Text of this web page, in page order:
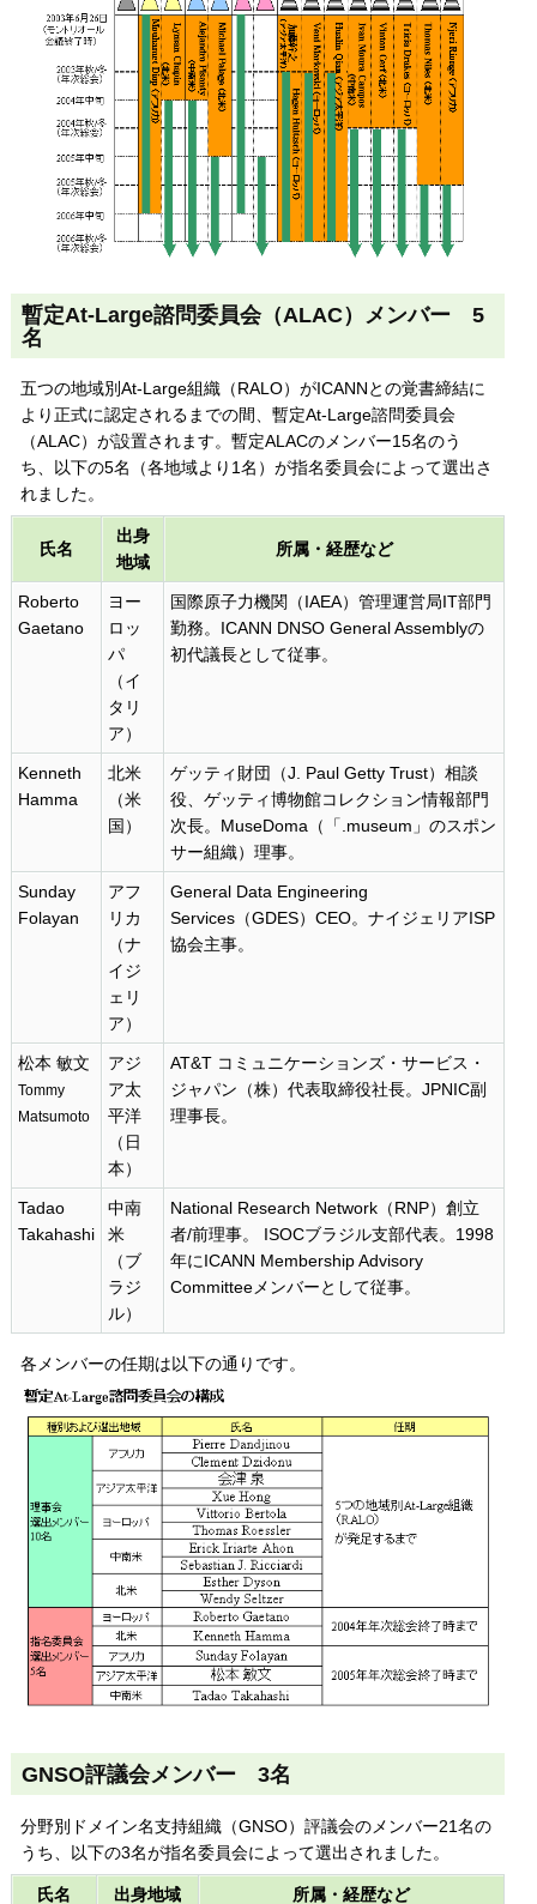
暫定At-Large諮問委員会（ALAC）メンバー 5
名
五つの地域別At-Large組織（RALO）がICANNとの覚書締結に
より正式に認定されるまでの間、暫定At-Large諮問委員会
（ALAC）が設置されます。暫定ALACのメンバー15名のう
ち、以下の5名（各地域より1名）が指名委員会によって選出さ
れました。
氏名
出身
地域
所属・経歴など
Roberto
Gaetano
ヨー
ロッ
パ
（イ
タリ
ア）
国際原子力機関（IAEA）管理運営局IT部門
勤務。ICANN DNSO General Assemblyの
初代議長として従事。
Kenneth
Hamma
北米
（米
国）
ゲッティ財団（J. Paul Getty Trust）相談
役、ゲッティ博物館コレクション情報部門
次長。MuseDoma（「.museum」のスポン
サー組織）理事。
Sunday
Folayan
アフ
リカ
（ナ
イジ
ェリ
ア）
General Data Engineering
Services（GDES）CEO。ナイジェリアISP
協会主事。
松本 敏文
Tommy
Matsumoto
アジ
ア太
平洋
（日
本）
AT&T コミュニケーションズ・サービス・
ジャパン（株）代表取締役社長。JPNIC副
理事長。
Tadao
Takahashi
中南
米
（ブ
ラジ
ル）
National Research Network（RNP）創立
者/前理事。 ISOCブラジル支部代表。1998
年にICANN Membership Advisory
Committeeメンバーとして従事。
各メンバーの任期は以下の通りです。
GNSO評議会メンバー 3名
分野別ドメイン名支持組織（GNSO）評議会のメンバー21名の
うち、以下の3名が指名委員会によって選出されました。
氏名 出身地域 所属・経歴など